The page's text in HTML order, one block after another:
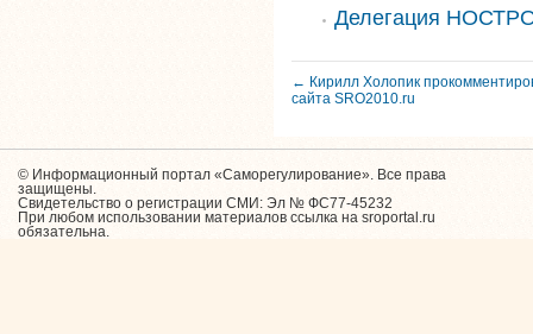
Делегация
← Кирилл Холопик
сайта SRO2010.ru
© Информационный портал «Саморегулирование». Все права
защищены.
Свидетельство о регистрации СМИ: Эл № ФС77-45232
При любом использовании материалов ссылка на sroportal.ru
обязательна.